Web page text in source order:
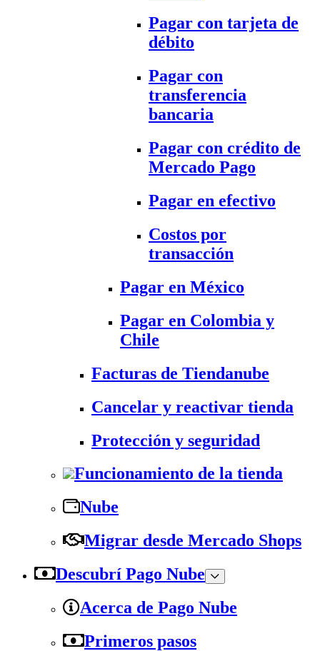
Pagar con tarjeta de
débito
Pagar con
transferencia
bancaria
Pagar con crédito de
Mercado Pago
Pagar en efectivo
Costos por
transacción
Pagar en México
Pagar en Colombia y
Chile
Facturas de Tiendanube
Cancelar y reactivar tienda
Protección y seguridad
Funcionamiento de la tienda
Nube
Migrar desde Mercado Shops
Descubrí Pago Nube
Acerca de Pago Nube
Primeros pasos